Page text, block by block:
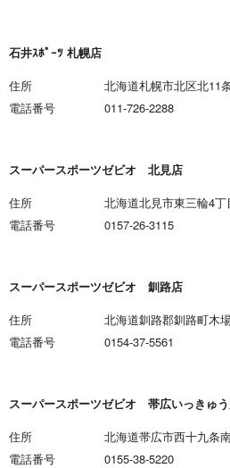
石井ｽﾎﾟｰﾂ 札幌店
住所
北海道札幌市北区北11
電話番号
011-726-2288
スーパースポーツゼビオ 北見店
住所
北海道北見市東三輪4丁
電話番号
0157-26-3115
スーパースポーツゼビオ 釧路店
住所
北海道釧路郡釧路町木
電話番号
0154-37-5561
スーパースポーツゼビオ 帯広いっきゅ
住所
北海道帯広市西十九条
電話番号
0155-38-5220